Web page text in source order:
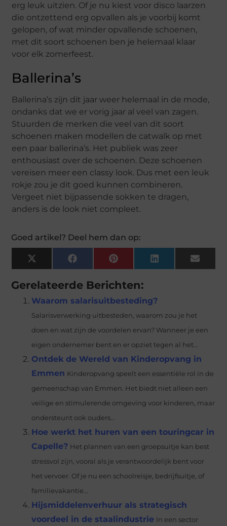
erg leuk uitzien. Of je nu kiest voor disco laarzen
die ontzettend erg opvallen als je voorbij komt
gelopen, of wat minder opvallende schoenen,
met dit soort schoenen ben je helemaal klaar
voor elk zomerfeest.
Ballerina’s
Ballerina’s zijn dit jaar weer helemaal in de mode,
ondanks dat we er vorig jaar al veel van zagen.
Stuurden de merken die veel van dit soort
schoenen maken modellen de catwalk op met
een paar ballerina’s. Het publiek was zeer
enthousiast over de schoenen. Deze schoenen
vereisen meer een classy look. Dus met een leuk
rokje zou je dit goed kunnen combineren.
Vergeet niet bijpassende sokken te dragen,
anders is de look niet compleet.
Goed artikel? Deel hem dan op:
X
(Twitter)
FacebookPinterestLinkedInEmail
Gerelateerde Berichten:
Waarom salarisuitbesteding?
Salarisverwerking uitbesteden, waarom zou je het
doen en wat zijn de voordelen ervan? Wanneer je een
eigen ondernemer bent en er opziet tegen al het...
Ontdek de Wereld van Kinderopvang in
Emmen Kinderopvang speelt een essentiële rol in de
gemeenschap van Emmen. Het biedt niet alleen een
veilige en stimulerende omgeving voor kinderen, maar
ondersteunt ook ouders...
Hoe werkt het huren van een touringcar in
Capelle? Het plannen van een groepsuitje kan best
stressvol zijn, vooral als je verantwoordelijk bent voor
het vervoer. Of je nu een schoolreisje, bedrijfsuitje, of
familievakantie...
Hijsmiddelenverhuur als strategisch
voordeel in de staalindustrie In een sector